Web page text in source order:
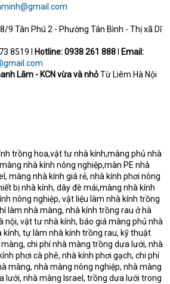
9 Tân Phú 2 - Phường Tân Bình - Thị xã Dĩ
8519 I Hotline: 0938 261 888
Email:
Lâm - KCN vừa và nhỏTừ Liêm Hà Nội
trồng hoa,vật tư nhà kính,màng phủ nhà
nhà kính nông nghiệp,màn PE nhà
màng nhà kính giá rẻ, nhà kính phơi nông
bị nhà kính, dây đè mái,màng nhà kính
nông nghiệp, vật liệu làm nhà kính trồng
làm nhà màng, nhà kính trồng rau ở hà
nội, vật tư nhà kính, báo giá màng phủ nhà
kính, tự làm nhà kính trồng rau, kỹ thuật
chi phí nhà màng trồng dưa lưới, nhà
phơi cà phê, nhà kính phơi gạch, chi phí
màng, nhà màng nông nghiệp, nhà màng
lưới, nhà màng Israel, trồng dưa lưới trong